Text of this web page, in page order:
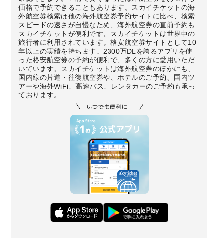
価格で予約できることもあります。スカイチケットの海
外航空券検索は他の海外航空券予約サイトに比べ、検索
スピードの速さが自慢なため、海外航空券の直前予約も
スカイチケットが便利です。スカイチケットは世界中の
旅行者に利用されています。格安航空券サイトとして10
年以上の実績を持ちます。2300万DLを誇るアプリを使
った格安航空券の予約が便利で、多くの方に愛用いただ
いています。スカイチケットは海外航空券のほかにも、
国内線の片道・往復航空券や、ホテルのご予約、国内ツ
アーや海外WiFi、高速バス、レンタカーのご予約も承っ
ております。